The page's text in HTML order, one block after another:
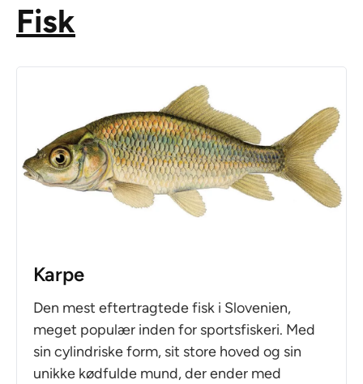
Fisk
Karpe
Den mest eftertragtede fisk i Slovenien,
meget populær inden for sportsfiskeri. Med
sin cylindriske form, sit store hoved og sin
unikke kødfulde mund, der ender med